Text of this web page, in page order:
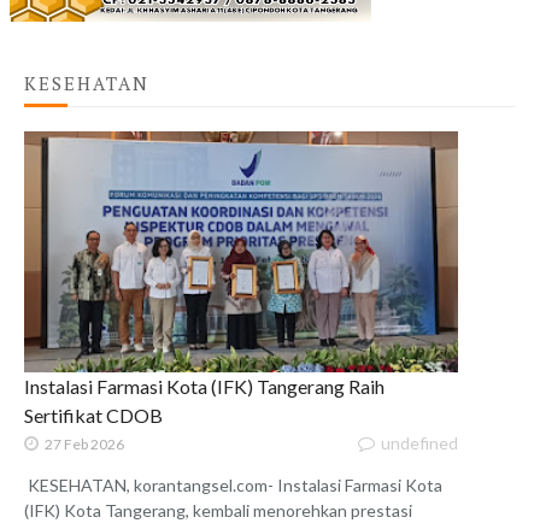
KESEHATAN
Instalasi Farmasi Kota (IFK) Tangerang Raih
Sertifikat CDOB
27 Feb 2026 undefined
KESEHATAN, korantangsel.com- Instalasi Farmasi Kota
(IFK) Kota Tangerang, kembali menorehkan prestasi